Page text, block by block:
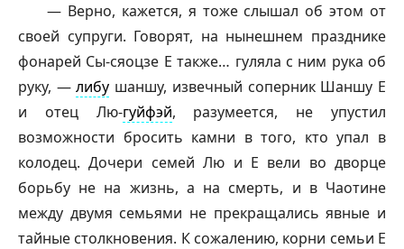
— Верно, кажется, я тоже слышал об этом от
своей супруги. Говорят, на нынешнем празднике
фонарей Сы-сяоцзе Е также… гуляла с ним рука об
руку, —либу шаншу, извечный соперник Шаншу Е
и отец Лю-гуйфэй, разумеется, не упустил
возможности бросить камни в того, кто упал в
колодец. Дочери семей Лю и Е вели во дворце
борьбу не на жизнь, а на смерть, и в Чаотине
между двумя семьями не прекращались явные и
тайные столкновения. К сожалению, корни семьи Е